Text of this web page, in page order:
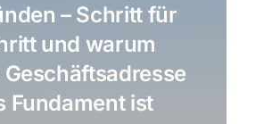
– Schritt für
und warum
Geschäftsadresse
Fundament ist